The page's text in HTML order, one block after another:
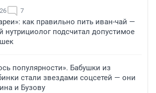
7
как правильно пить иван-чай —
нутрициолог подсчитал допустимое
популярности». Бабушки из
стали звездами соцсетей — они
и Бузову